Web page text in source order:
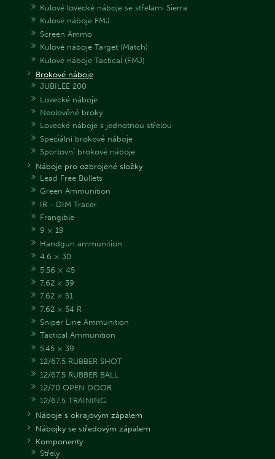
Kulové lovecké náboje se střelami Sierra
Kulové náboje FMJ
Screen Ammo
Kulové náboje Target (Match)
Kulové náboje Tactical (FMJ)
Brokové náboje
JUBILEE 200
Lovecké náboje
Neolověné broky
Lovecké náboje s jednotnou střelou
Speciální brokové náboje
Sportovní brokové náboje
Náboje pro ozbrojené složky
Lead Free Bullets
Green Ammunition
IR - DIM Tracer
Frangible
9 × 19
Handgun ammunition
4.6 × 30
5.56 × 45
7.62 × 39
7.62 × 51
7.62 × 54 R
Sniper Line Ammunition
Tactical Ammunition
5.45 × 39
12/67.5 RUBBER SHOT
12/67.5 RUBBER BALL
12/70 OPEN DOOR
12/67.5 TRAINING
Náboje s okrajovým zápalem
Nábojky se středovým zápalem
Komponenty
Střely